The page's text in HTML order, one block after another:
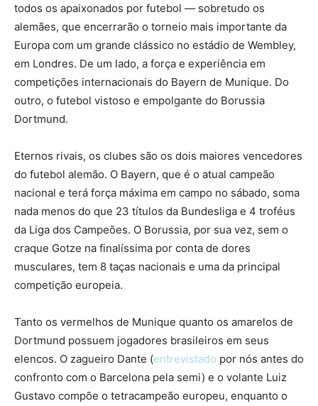
todos os apaixonados por futebol — sobretudo os
alemães, que encerrarão o torneio mais importante da
Europa com um grande clássico no estádio de Wembley,
em Londres. De um lado, a força e experiência em
competições internacionais do Bayern de Munique. Do
outro, o futebol vistoso e empolgante do Borussia
Dortmund.
Eternos rivais, os clubes são os dois maiores vencedores
do futebol alemão. O Bayern, que é o atual campeão
nacional e terá força máxima em campo no sábado, soma
nada menos do que 23 títulos da Bundesliga e 4 troféus
da Liga dos Campeões. O Borussia, por sua vez, sem o
craque Gotze na finalíssima por conta de dores
musculares, tem 8 taças nacionais e uma da principal
competição europeia.
Tanto os vermelhos de Munique quanto os amarelos de
Dortmund possuem jogadores brasileiros em seus
elencos. O zagueiro Dante (entrevistado por nós antes do
confronto com o Barcelona pela semi) e o volante Luiz
Gustavo compõe o tetracampeão europeu, enquanto o